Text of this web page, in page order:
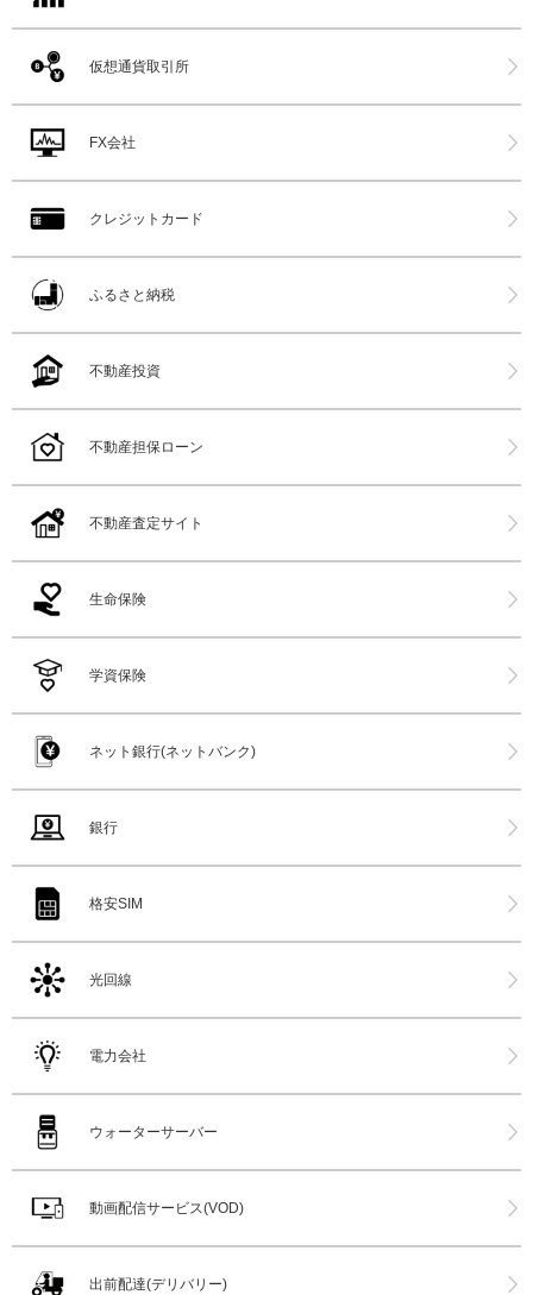
仮想通貨取引所
FX会社
クレジットカード
ふるさと納税
不動産投資
不動産担保ローン
不動産査定サイト
生命保険
学資保険
ネット銀行(ネットバンク)
銀行
格安SIM
光回線
電力会社
ウォーターサーバー
動画配信サービス(VOD)
出前配達(デリバリー)